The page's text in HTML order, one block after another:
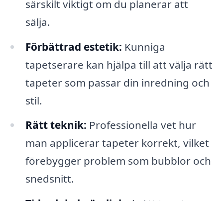
särskilt viktigt om du planerar att
sälja.
Förbättrad estetik: Kunniga
tapetserare kan hjälpa till att välja rätt
tapeter som passar din inredning och
stil.
Rätt teknik: Professionella vet hur
man applicerar tapeter korrekt, vilket
förebygger problem som bubblor och
snedsnitt.